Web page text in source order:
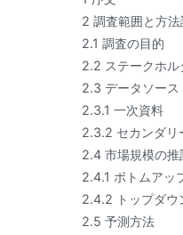
2 調査範囲と方法
2.1 調査の目的
2.2 ステークホル
2.3 データソース
2.3.1 一次資料
2.3.2 セカンダリ
2.4 市場規模の推
2.4.1 ボトムアッ
2.4.2 トップダウ
2.5 予測方法